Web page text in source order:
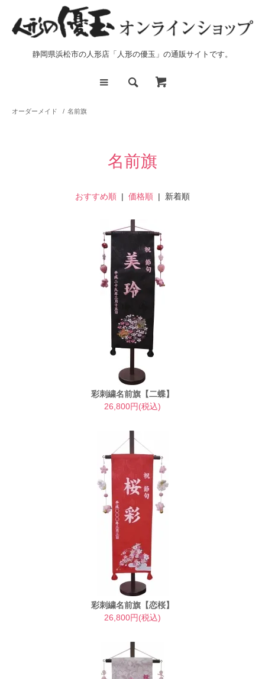
静岡県浜松市の人形店「人形の優玉」の通販サイトです。
オーダーメイド / 名前旗
名前旗
おすすめ順 | 価格順 | 新着順
彩刺繍名前旗【二蝶】
26,800円(税込)
彩刺繍名前旗【恋桜】
26,800円(税込)